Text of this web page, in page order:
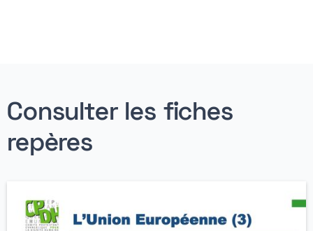
Consulter les fiches
repères